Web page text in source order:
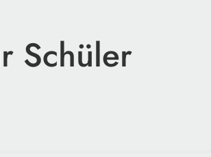
Schüler